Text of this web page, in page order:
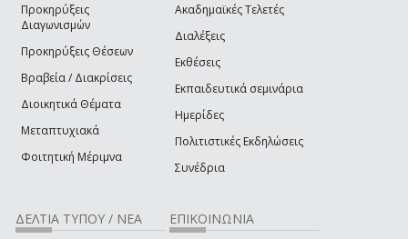
Προκηρύξεις
Διαγωνισμών
Προκηρύξεις Θέσεων
Βραβεία / Διακρίσεις
Διοικητικά Θέματα
Μεταπτυχιακά
Φοιτητική Μέριμνα
Ακαδημαϊκές Τελετές
Διαλέξεις
Εκθέσεις
Εκπαιδευτικά σεμινάρια
Ημερίδες
Πολιτιστικές Εκδηλώσεις
Συνέδρια
ΔΕΛΤΙΑ ΤΥΠΟΥ / ΝΕΑ ΕΠΙΚΟΙΝΩΝΙΑ